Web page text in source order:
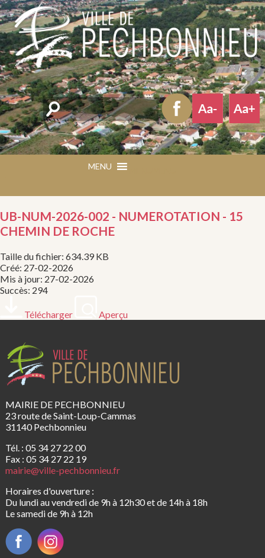
Rechercher
UB-NUM-2026-002 - NUMEROTATION - 15
CHEMIN DE ROCHE
Taille du fichier: 634.39 KB
Créé: 27-02-2026
Mis à jour: 27-02-2026
Succès: 294
Télécharger Aperçu
MAIRIE DE PECHBONNIEU
23 route de Saint-Loup-Cammas
31140 Pechbonnieu
Tél. : 05 34 27 22 00
Fax : 05 34 27 22 19
mairie@ville-pechbonnieu.fr
Horaires d'ouverture :
Du lundi au vendredi de 9h à 12h30 et de 14h à 18h
Le samedi de 9h à 12h